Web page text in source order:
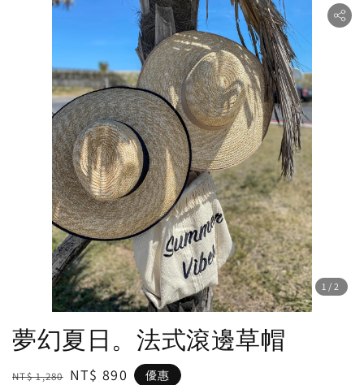
1 /2
夢幻夏日。法式滾邊草帽
Regular
NT$ 1,280 Sale
NT$ 890 優惠